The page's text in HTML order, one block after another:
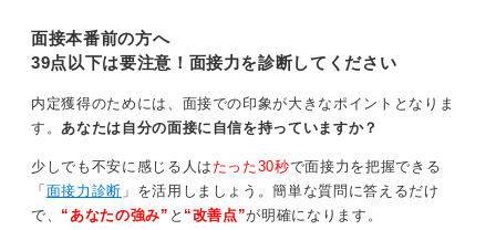
面接本番前の方へ
39点以下は要注意！面接力を診断してください
内定獲得のためには、面接での印象が大きなポイントとなりま
す。あなたは自分の面接に自信を持っていますか？
少しでも不安に感じる人は たった30秒で面接力を把握できる
「 面接力診断 」を活用しましょう。簡単な質問に答えるだけ
で、 “あなたの強み” と “改善点”が明確になります。